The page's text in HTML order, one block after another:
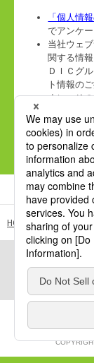
HOME DICサステ
このページを
シェア